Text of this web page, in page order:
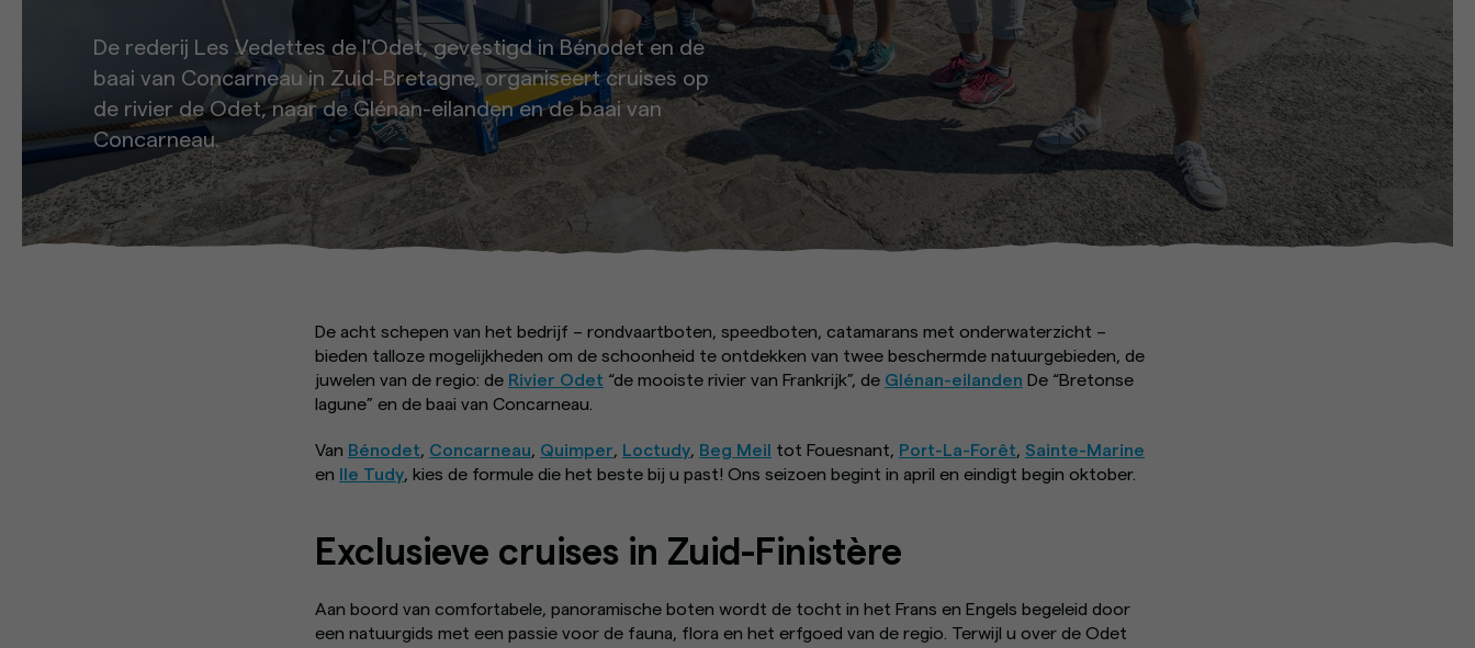
De rederij Les Vedettes de l'Odet, gevestigd in Bénodet en de
baai van Concarneau in Zuid-Bretagne, organiseert cruises op
de rivier de Odet, naar de Glénan-eilanden en de baai van
Concarneau.
De acht schepen van het bedrijf – rondvaartboten, speedboten, catamarans met onderwaterzicht –
bieden talloze mogelijkheden om de schoonheid te ontdekken van twee beschermde natuurgebieden, de
juwelen van de regio: de Rivier Odet “de mooiste rivier van Frankrijk”, de Glénan-eilanden De “Bretonse
lagune” en de baai van Concarneau.
Van Bénodet, Concarneau, Quimper, Loctudy, Beg Meil tot Fouesnant, Port-La-Forêt, Sainte-Marine
en
Ile Tudy, kies de formule die het beste bij u past! Ons seizoen begint in april en eindigt begin oktober.
Exclusieve cruises in Zuid-Finistère
Aan boord van comfortabele, panoramische boten wordt de tocht in het Frans en Engels begeleid door
een natuurgids met een passie voor de fauna, flora en het erfgoed van de regio. Terwijl u over de Odet